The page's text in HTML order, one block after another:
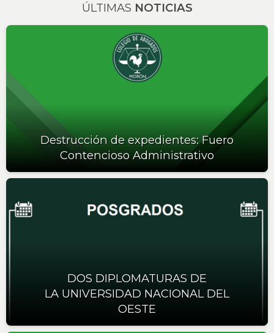
ÚLTIMAS NOTICIAS
Destrucción de expedientes: Fuero
Contencioso Administrativo
DOS DIPLOMATURAS DE
LA UNIVERSIDAD NACIONAL DEL
OESTE